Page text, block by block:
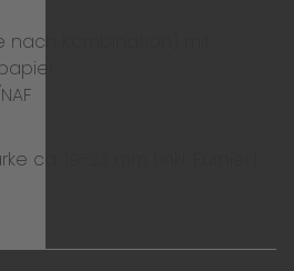
nach Kombination) mit
ca. 19-23 mm (inkl. Furnier)